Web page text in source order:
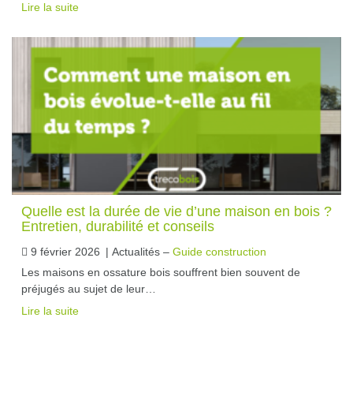
Lire la suite
Quelle est la durée de vie d’une maison en bois ?
Entretien, durabilité et conseils
9 février 2026 | Actualités – Guide construction
Les maisons en ossature bois souffrent bien souvent de
préjugés au sujet de leur…
Lire la suite